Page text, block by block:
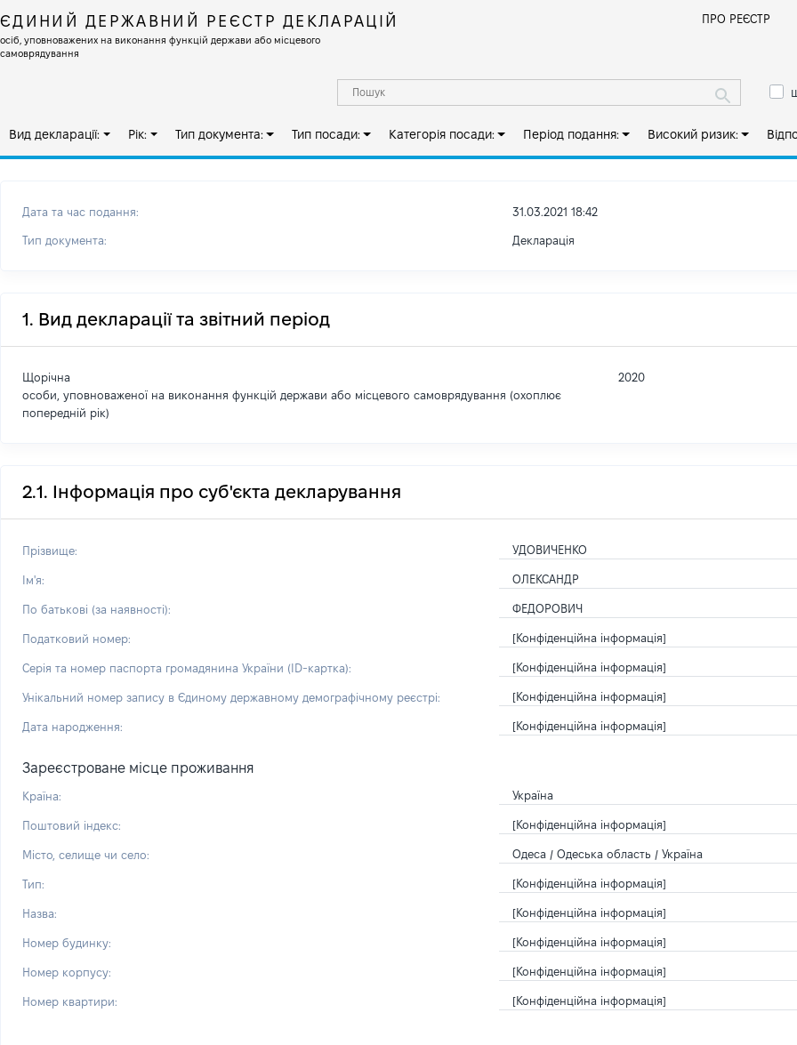
ЄДИНИЙ ДЕРЖАВНИЙ РЕЄСТР ДЕКЛАРАЦІЙ
осіб, уповноважених на виконання функцій держави або місцевого
самоврядування
ПРО РЕЄСТР
Вид декларації: Рік: Тип документа: Тип посади: Категорія посади: Період подання: Високий ризик:
Дата та час подання: 31.03.2021 18:42
Тип документа: Декларація
1. Вид декларації та звітний період
Щорічна
особи, уповноваженої на виконання функцій держави або місцевого самоврядування (охоплює
попередній рік)
2020
2.1. Інформація про суб'єкта декларування
Прізвище: УДОВИЧЕНКО
Ім'я: ОЛЕКСАНДР
По батькові (за наявності): ФЕДОРОВИЧ
Податковий номер: [Конфіденційна інформація]
Серія та номер паспорта громадянина України (ID-картка): [Конфіденційна інформація]
Унікальний номер запису в Єдиному державному демографічному реєстрі: [Конфіденційна інформація]
Дата народження: [Конфіденційна інформація]
Зареєстроване місце проживання
Країна: Україна
Поштовий індекс: [Конфіденційна інформація]
Місто, селище чи село: Одеса / Одеська область / Україна
Тип: [Конфіденційна інформація]
Назва: [Конфіденційна інформація]
Номер будинку: [Конфіденційна інформація]
Номер корпусу: [Конфіденційна інформація]
Номер квартири: [Конфіденційна інформація]